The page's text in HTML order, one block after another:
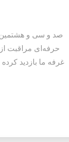
صد و سی و هشتمین
غرفه ما بازدید